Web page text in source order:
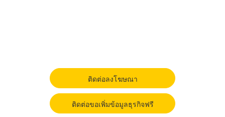
ติดต่อลงโฆษณา
ติดต่อขอเพิ่มข้อมูลธุรกิจฟรี